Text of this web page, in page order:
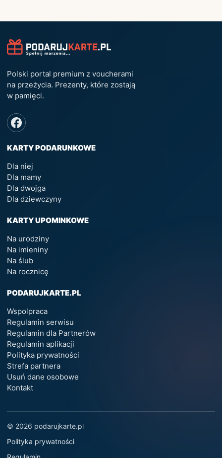
Polski portal premium z voucherami
na przeżycia. Prezenty, które zostają
w pamięci.
KARTY PODARUNKOWE
Dla niej
Dla mamy
Dla dwojga
Dla dziewczyny
KARTY UPOMINKOWE
Na urodziny
Na imieniny
Na ślub
Na rocznicę
PODARUJKARTE.PL
Wspolpraca
Regulamin serwisu
Regulamin dla Partnerów
Regulamin aplikacji
Polityka prywatności
Strefa partnera
Usuń dane osobowe
Kontakt
© 2026 podarujkarte.pl
Polityka prywatności